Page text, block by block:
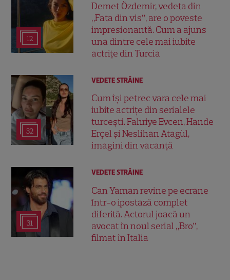
12
Demet Özdemir, vedeta din
„Fata din vis”, are o poveste
impresionantă. Cum a ajuns
una dintre cele mai iubite
actrițe din Turcia
32
VEDETE STRĂINE
Cum își petrec vara cele mai
iubite actrițe din serialele
turcești. Fahriye Evcen, Hande
Erçel și Neslihan Atagül,
imagini din vacanță
31
VEDETE STRĂINE
Can Yaman revine pe ecrane
într-o ipostază complet
diferită. Actorul joacă un
avocat în noul serial „Bro”,
filmat în Italia